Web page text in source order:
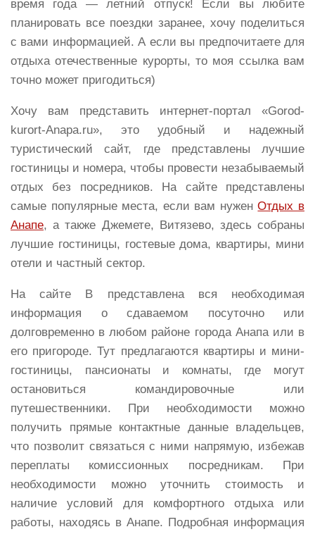
время года — летний отпуск! Если вы любите
планировать все поездки заранее, хочу поделиться
с вами информацией. А если вы предпочитаете для
отдыха отечественные курорты, то моя ссылка вам
точно может пригодиться)
Хочу вам представить интернет-портал «Gorod-
kurort-Anapa.ru», это удобный и надежный
туристический сайт, где представлены лучшие
гостиницы и номера, чтобы провести незабываемый
отдых без посредников. На сайте представлены
самые популярные места, если вам нуженОтдых в
Анапе, а также Джемете, Витязево, здесь собраны
лучшие гостиницы, гостевые дома, квартиры, мини
отели и частный сектор.
На сайте В представлена вся необходимая
информация о сдаваемом посуточно или
долговременно в любом районе города Анапа или в
его пригороде. Тут предлагаются квартиры и мини-
гостиницы, пансионаты и комнаты, где могут
остановиться командировочные или
путешественники. При необходимости можно
получить прямые контактные данные владельцев,
что позволит связаться с ними напрямую, избежав
переплаты комиссионных посредникам. При
необходимости можно уточнить стоимость и
наличие условий для комфортного отдыха или
работы, находясь в Анапе. Подробная информация